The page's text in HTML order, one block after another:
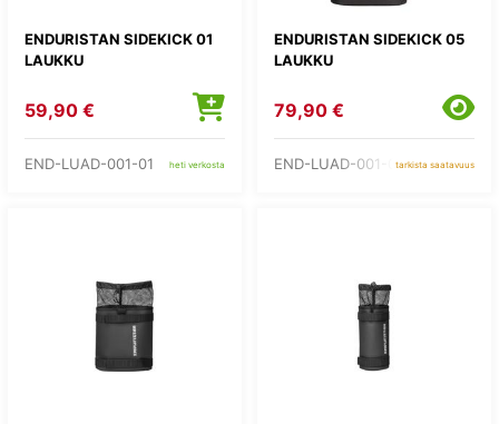
ENDURISTAN SIDEKICK 01
LAUKKU
59,90 €
END-LUAD-001-01 heti verkosta
ENDURISTAN SIDEKICK 05
LAUKKU
79,90 €
END-LUAD-001-05tarkista saatavuus